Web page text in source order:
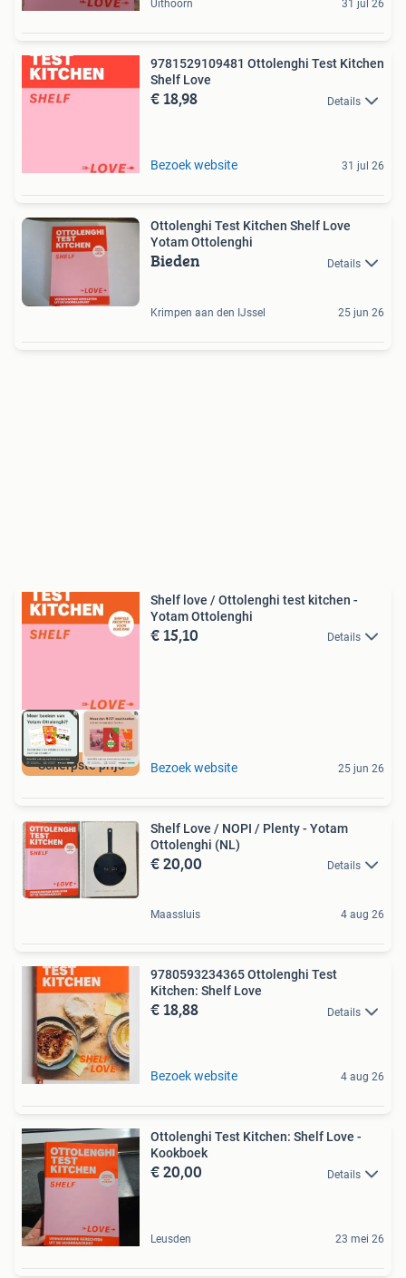
Uithoorn 31 jul 26
9781529109481 Ottolenghi Test Kitchen
Shelf Love
€ 18,98 Details
Bezoek website 31 jul 26
Ottolenghi Test Kitchen Shelf Love
Yotam Ottolenghi
Bieden Details
Krimpen aan den IJssel 25 jun 26
Scherpste prijs
Shelf love / Ottolenghi test kitchen -
Yotam Ottolenghi
€ 15,10 Details
Bezoek website 25 jun 26
Shelf Love / NOPI / Plenty - Yotam
Ottolenghi (NL)
€ 20,00 Details
Maassluis 4 aug 26
9780593234365 Ottolenghi Test
Kitchen: Shelf Love
€ 18,88 Details
Bezoek website 4 aug 26
Ottolenghi Test Kitchen: Shelf Love -
Kookboek
€ 20,00 Details
Leusden 23 mei 26